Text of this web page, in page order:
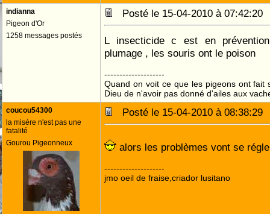
indianna
Pigeon d'Or
1258 messages postés
Posté le 15-04-2010 à
L insecticide c est en
plumage , les souris ont le poison
--------------------
Quand on voit ce que les pigeons ont fait
Dieu de n'avoir pas donné d'ailes aux
coucou54300
la misére n'est pas une
fatalité
Gourou Pigeonneux
Posté le 15-04-2010 à
alors les problèmes vont se
--------------------
jmo oeil de fraise,criador lusitano